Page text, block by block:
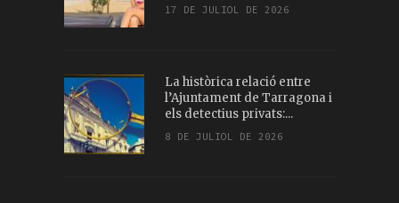
17 DE JULIOL DE 2026
La històrica relació entre
l’Ajuntament de Tarragona i
els detectius privats:...
8 DE JULIOL DE 2026